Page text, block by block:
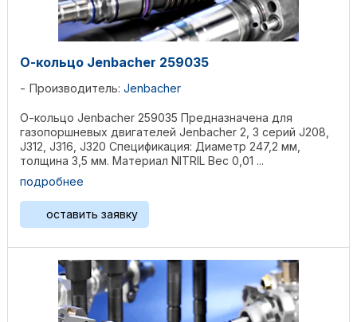
О-кольцо Jenbacher 259035
Производитель: Jenbacher
О-кольцо Jenbacher 259035 Предназначена для
газопоршневых двигателей Jenbacher 2, 3 серий J208,
J312, J316, J320 Спецификация: Диаметр 247,2 мм,
толщина 3,5 мм. Материал NITRIL Вес 0,01 ...
подробнее
оставить заявку